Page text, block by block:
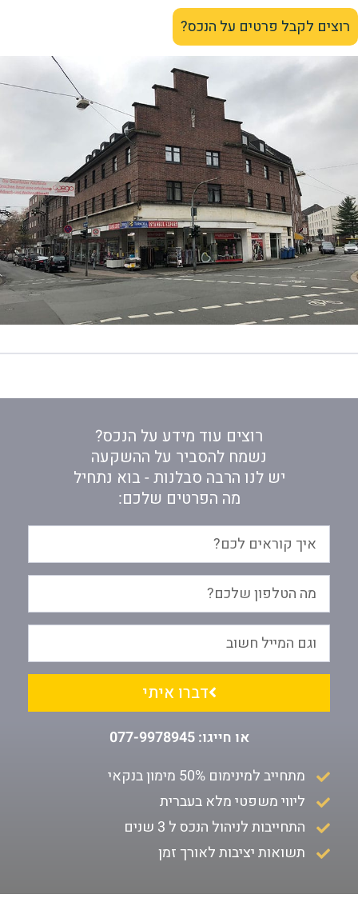
רוצים לקבל פרטים על הנכס?
רוצים עוד מידע על הנכס?
נשמח להסביר על ההשקעה
יש לנו הרבה סבלנות - בוא נתחיל
מה הפרטים שלכם:
דברו איתי
או חייגו: 077-9978945
מתחייב למינימום 50% מימון בנקאי
ליווי משפטי מלא בעברית
התחייבות לניהול הנכס ל 3 שנים
תשואות יציבות לאורך זמן